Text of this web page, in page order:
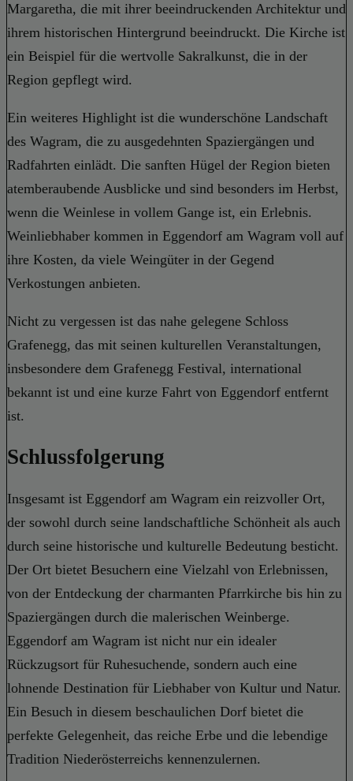
Margaretha, die mit ihrer beeindruckenden Architektur und
ihrem historischen Hintergrund beeindruckt. Die Kirche ist
ein Beispiel für die wertvolle Sakralkunst, die in der
Region gepflegt wird.
Ein weiteres Highlight ist die wunderschöne Landschaft
des Wagram, die zu ausgedehnten Spaziergängen und
Radfahrten einlädt. Die sanften Hügel der Region bieten
atemberaubende Ausblicke und sind besonders im Herbst,
wenn die Weinlese in vollem Gange ist, ein Erlebnis.
Weinliebhaber kommen in Eggendorf am Wagram voll auf
ihre Kosten, da viele Weingüter in der Gegend
Verkostungen anbieten.
Nicht zu vergessen ist das nahe gelegene Schloss
Grafenegg, das mit seinen kulturellen Veranstaltungen,
insbesondere dem Grafenegg Festival, international
bekannt ist und eine kurze Fahrt von Eggendorf entfernt
ist.
Schlussfolgerung
Insgesamt ist Eggendorf am Wagram ein reizvoller Ort,
der sowohl durch seine landschaftliche Schönheit als auch
durch seine historische und kulturelle Bedeutung besticht.
Der Ort bietet Besuchern eine Vielzahl von Erlebnissen,
von der Entdeckung der charmanten Pfarrkirche bis hin zu
Spaziergängen durch die malerischen Weinberge.
Eggendorf am Wagram ist nicht nur ein idealer
Rückzugsort für Ruhesuchende, sondern auch eine
lohnende Destination für Liebhaber von Kultur und Natur.
Ein Besuch in diesem beschaulichen Dorf bietet die
perfekte Gelegenheit, das reiche Erbe und die lebendige
Tradition Niederösterreichs kennenzulernen.